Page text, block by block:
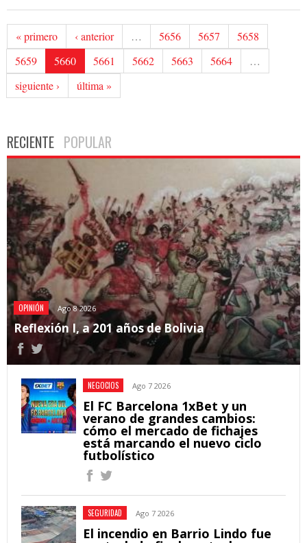
« primero ‹ anterior … 5656 5657
5658
5659
5660 5661 5662 5663 5664
…
siguiente ›
última »
RECIENTE POPULAR
OPINIÓN Ago 8 2026
Reflexión I, a 201 años de Bolivia
NEGOCIOS Ago 7 2026
El FC Barcelona 1xBet y un
verano de grandes cambios:
cómo el mercado de fichajes
está marcando el nuevo ciclo
futbolístico
SEGURIDAD Ago 7 2026
El incendio en Barrio Lindo fue